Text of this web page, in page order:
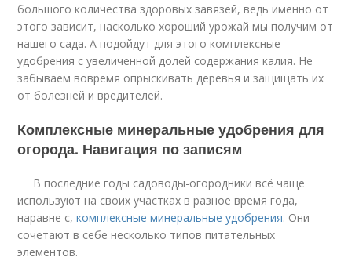
большого количества здоровых завязей, ведь именно от
этого зависит, насколько хороший урожай мы получим от
нашего сада. А подойдут для этого комплексные
удобрения с увеличенной долей содержания калия. Не
забываем вовремя опрыскивать деревья и защищать их
от болезней и вредителей.
Комплексные минеральные удобрения для
огорода. Навигация по записям
В последние годы садоводы-огородники всё чаще
используют на своих участках в разное время года,
наравне с,комплексные минеральные удобрения. Они
сочетают в себе несколько типов питательных
элементов.